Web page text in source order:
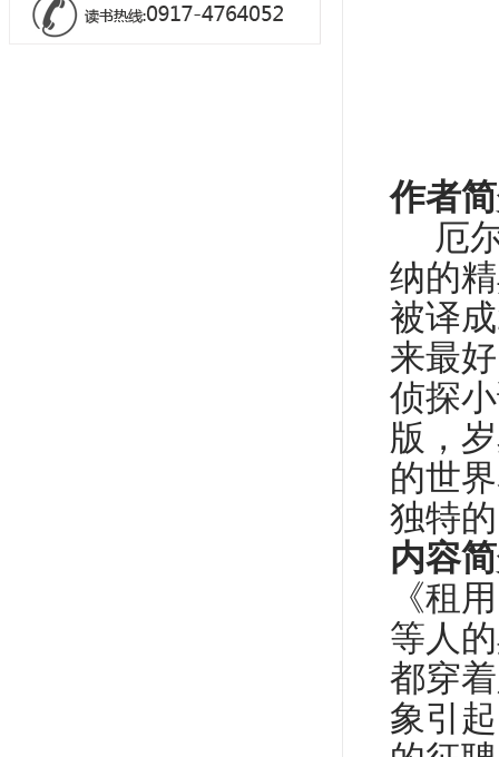
作者
厄
纳的
被译成
来最
侦探
版，
的世
独特
内容
《租
等人
都穿
象引